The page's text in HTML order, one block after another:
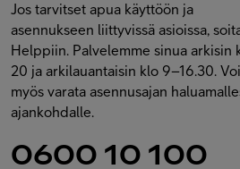
Jos tarvitset apua käyttöön ja
asennukseen liittyvissä asioissa,
Helppiin. Palvelemme sinua arkisin
20 ja arkilauantaisin klo 9–16.30.
myös varata asennusajan
ajankohdalle.
0600 10 100